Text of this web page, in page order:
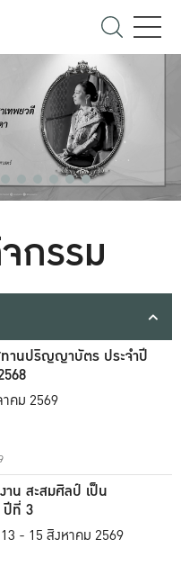
กรรม
านปริญญาบัตร ประจำปี
คม 2569
าน สะสมศิลป์ เป็น
ที่ 3
- 15 สิงหาคม 2569